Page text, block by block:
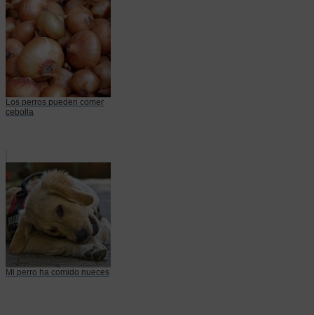
Los perros pueden comer
cebolla
Mi perro ha comido nueces